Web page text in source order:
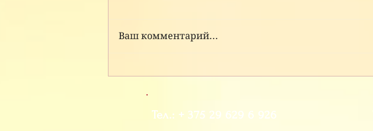
сладкие мечты вместе!
Ваш комментарий...
Тел.: + 375 29 629 6 926